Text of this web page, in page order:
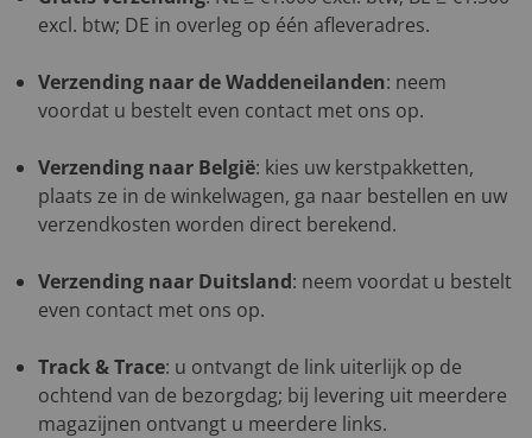
excl. btw; DE in overleg op één afleveradres.
Verzending naar de Waddeneilanden: neem
voordat u bestelt even contact met ons op.
Verzending naar België: kies uw kerstpakketten,
plaats ze in de winkelwagen, ga naar bestellen en uw
verzendkosten worden direct berekend.
Verzending naar Duitsland: neem voordat u bestelt
even contact met ons op.
Track & Trace: u ontvangt de link uiterlijk op de
ochtend van de bezorgdag; bij levering uit meerdere
magazijnen ontvangt u meerdere links.